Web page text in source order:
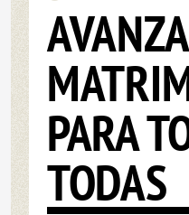
AVANZA
PARA
TODAS